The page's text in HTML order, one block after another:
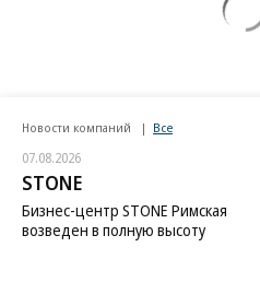
Новости компаний Все
07.08.2026
STONE
Бизнес-центр STONE Римская
возведен в полную высоту